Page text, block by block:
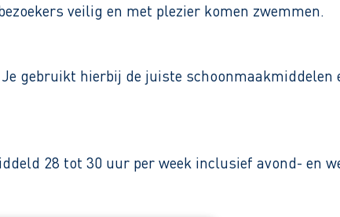
veilig en met plezier komen zwemmen.
gebruikt hierbij de juiste schoonmaakmiddelen
28 tot 30 uur per week inclusief avond- en